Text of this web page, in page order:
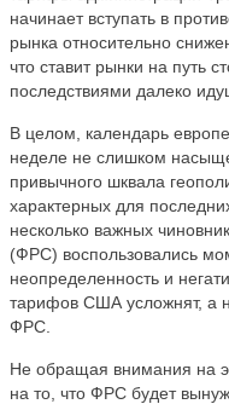
начинает вступать в
рынка относительно
что ставит рынки на путь
последствиями далеко
В целом, календарь
неделе не слишком
привычного шквала
характерных для
несколько важных
(ФРС) воспользовались
неопределенность и
тарифов США усложнят, а
ФРС.
Не обращая внимания на
на то, что ФРС будет